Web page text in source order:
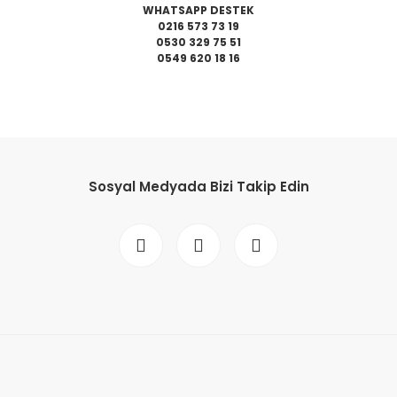
WHATSAPP DESTEK
0216 573 73 19
0530 329 75 51
0549 620 18 16
Sosyal Medyada Bizi Takip Edin